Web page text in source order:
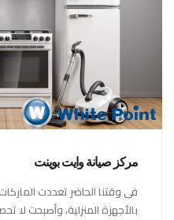
مركز صيانة وايت بوينت
فى وقتنا الحاضر تعددت
بالأجهزة المنزلية، وأصبحت لا